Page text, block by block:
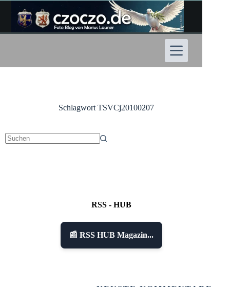
Inhalt
springen
Schlagwort TSVCj20100207
RSS - HUB
📰 RSS HUB Magazin...